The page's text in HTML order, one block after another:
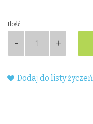
Ilość
Dodaj do listy życzeń